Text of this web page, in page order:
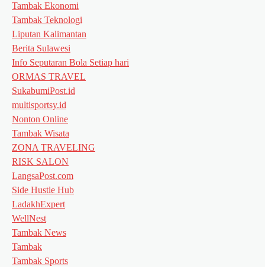
Tambak Ekonomi
Tambak Teknologi
Liputan Kalimantan
Berita Sulawesi
Info Seputaran Bola Setiap hari
ORMAS TRAVEL
SukabumiPost.id
multisportsy.id
Nonton Online
Tambak Wisata
ZONA TRAVELING
RISK SALON
LangsaPost.com
Side Hustle Hub
LadakhExpert
WellNest
Tambak News
Tambak
Tambak Sports